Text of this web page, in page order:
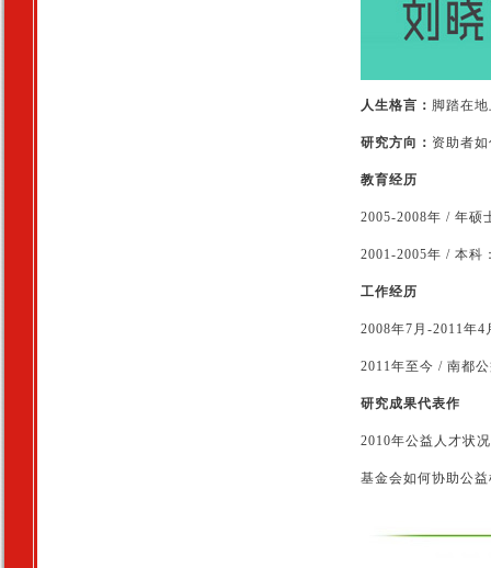
人生格言： 脚踏在
研究方向 ： 资助者
教育经历
2005-2008年 / 年
2001-2005年 / 本
工作经历
2008年7月-2011年
2011年至今 / 南都
研究成果代表作
2010年公益人才状
基金会如何协助公